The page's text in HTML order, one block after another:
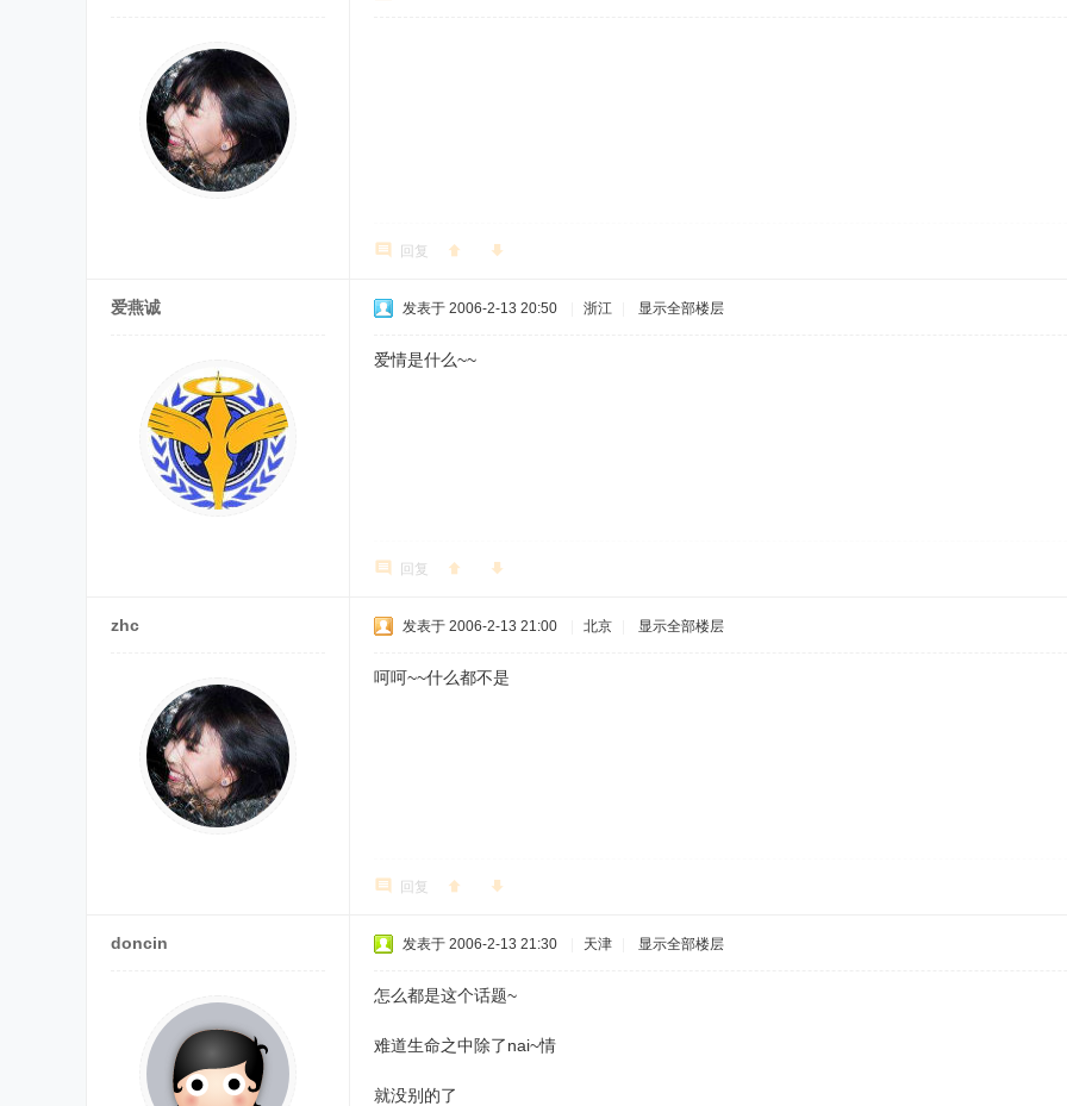
回复
爱燕诚 发表于 2006-2-13 20:50 浙江 显示全部楼层
爱情是什么~~
回复
zhc 发表于 2006-2-13 21:00 北京 显示全部楼层
呵呵~~什么都不是
回复
doncin 发表于 2006-2-13 21:30 天津 显示全部楼层
怎么都是这个话题~
难道生命之中除了nai~情
就没别的了